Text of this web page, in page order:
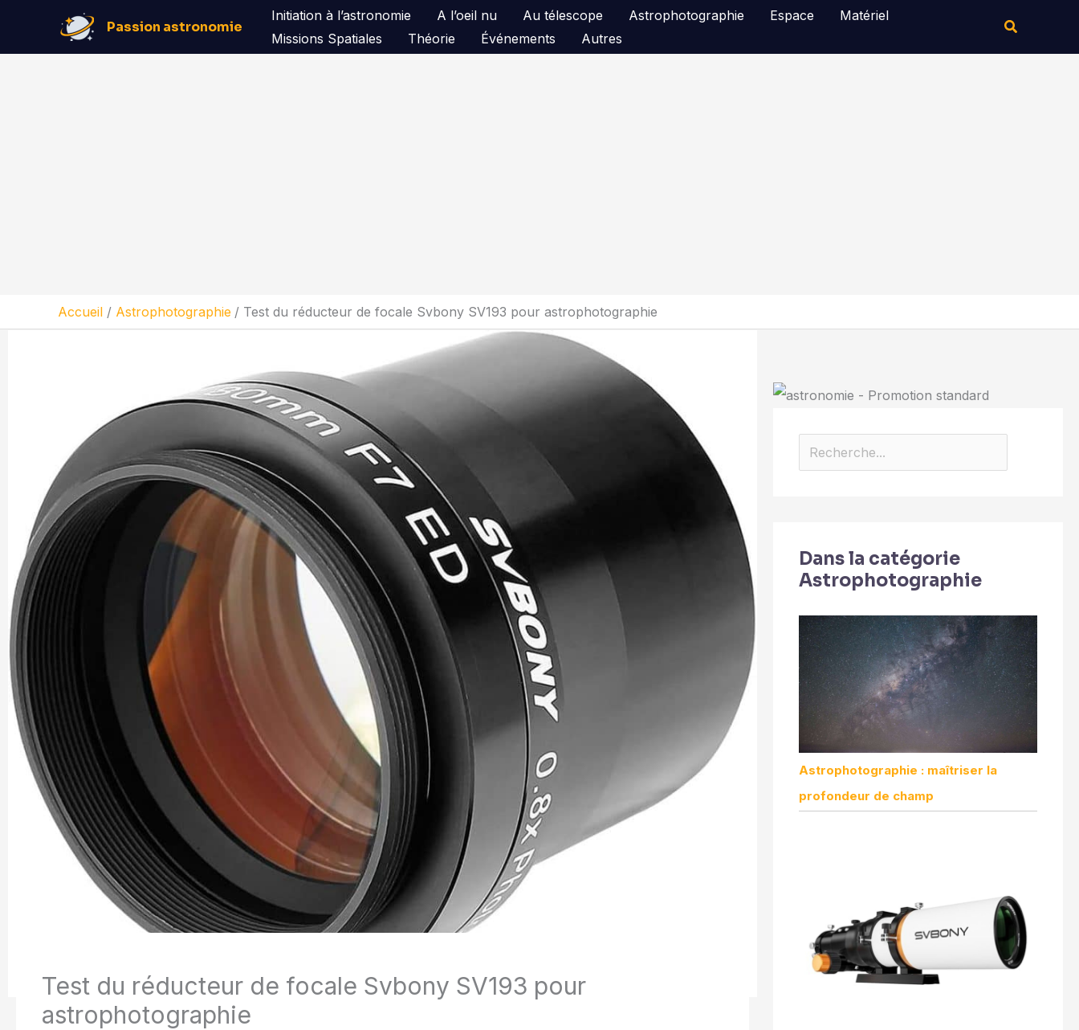
contenu
Passion astronomie
Initiation à l’astronomie A l’oeil nu Au télescope Astrophotographie Espace
Matériel
Missions Spatiales
Théorie Événements Autres
Rechercher
Accueil Astrophotographie Test du réducteur de focale Svbony SV193 pour astrophotographie
Test du réducteur de focale Svbony SV193 pour
astrophotographie
Rechercher
Dans la catégorie
Astrophotographie
Astrophotographie : maîtriser la
profondeur de champ